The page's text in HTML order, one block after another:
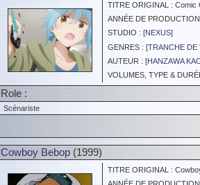
TITRE ORIGINAL : Comic
ANNÉE DE
STUDIO : [NEXUS]
GENRES : [TRANCHE DE
AUTEUR : [HANZAWA
VOLUMES, TYPE &
Role :
Scénariste
Cowboy Bebop (1999)
TITRE ORIGINAL :